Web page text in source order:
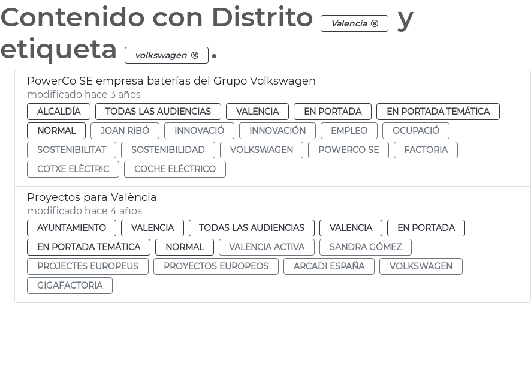
Contenido con Distrito Valencia
y
etiqueta
volkswagen .
PowerCo SE empresa baterías del Grupo Volkswagen
modificado hace 3 años
ALCALDÍA TODAS LAS AUDIENCIAS VALENCIA EN PORTADA
EN PORTADA TEMÁTICA
NORMAL
JOAN RIBÓ INNOVACIÓ INNOVACIÓN EMPLEO
OCUPACIÓ
SOSTENIBILITAT
SOSTENIBILIDAD VOLKSWAGEN POWERCO SE
FACTORIA
COTXE ELÈCTRIC
COCHE ELÉCTRICO
Proyectos para València
modificado hace 4 años
AYUNTAMIENTO VALENCIA TODAS LAS AUDIENCIAS VALENCIA
EN PORTADA
EN PORTADA TEMÁTICA
NORMAL VALENCIA ACTIVA
SANDRA GÓMEZ
PROJECTES EUROPEUS
PROYECTOS EUROPEOS ARCADI ESPAÑA
VOLKSWAGEN
GIGAFACTORIA